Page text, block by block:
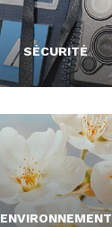
SÉCURITÉ
ENVIRONNEMENT